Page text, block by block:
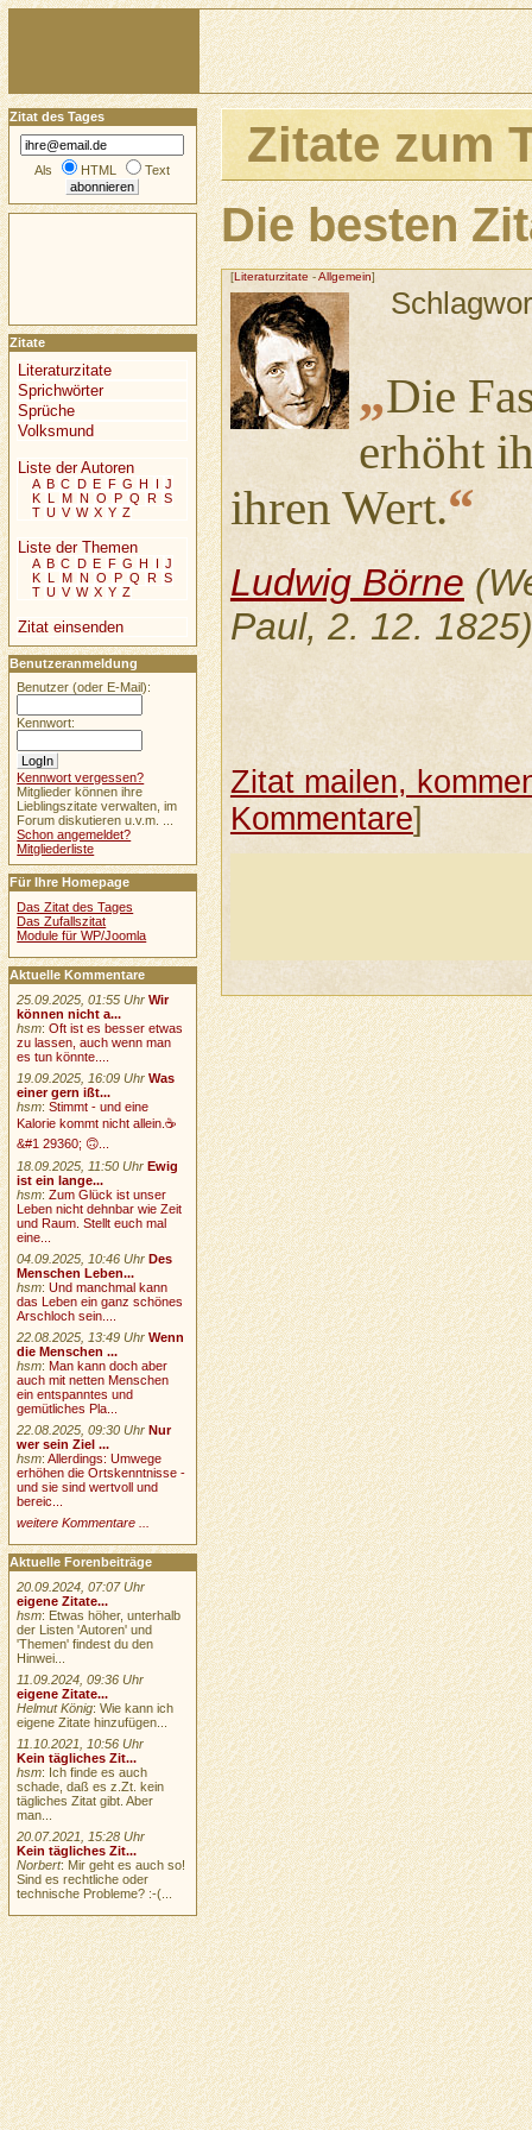
Zitate zum
Die besten
[Literaturzitate -Allgemein]
„Die
erhöht
ihren Wert.“
Ludwig Börne
Paul, 2. 12. 1825)
Zitat mailen,
Kommentare]
Zitat des Tages
Als HTML Text
Zitate
Literaturzitate
Sprichwörter
Sprüche
Volksmund
Liste der Autoren
A B C D E F G H I J
K L M N O P Q R S
T U V W X Y Z
Liste der Themen
A B C D E F G H I J
K L M N O P Q R S
T U V W X Y Z
Zitat einsenden
Benutzeranmeldung
Benutzer (oder E-Mail):
Kennwort:
Kennwort vergessen?
Mitglieder können ihre
Lieblingszitate verwalten, im
Forum diskutieren u.v.m. ...
Schon angemeldet?
Mitgliederliste
Für Ihre Homepage
Das Zitat des Tages
Das Zufallszitat
Module für WP/Joomla
Aktuelle Kommentare
25.09.2025, 01:55 Uhr Wir
können nicht a...
hsm:Oft ist es besser etwas
zu lassen, auch wenn man
es tun könnte....
19.09.2025, 16:09 Uhr Was
einer gern ißt...
hsm:Stimmt - und eine
Kalorie kommt nicht allein.☕
&#1 29360; 🙃...
18.09.2025, 11:50 Uhr Ewig
ist ein lange...
hsm:Zum Glück ist unser
Leben nicht dehnbar wie Zeit
und Raum. Stellt euch mal
eine...
04.09.2025, 10:46 Uhr Des
Menschen Leben...
hsm:Und manchmal kann
das Leben ein ganz schönes
Arschloch sein....
22.08.2025, 13:49 Uhr Wenn
die Menschen ...
hsm:Man kann doch aber
auch mit netten Menschen
ein entspanntes und
gemütliches Pla...
22.08.2025, 09:30 Uhr Nur
wer sein Ziel ...
hsm:Allerdings: Umwege
erhöhen die Ortskenntnisse -
und sie sind wertvoll und
bereic...
weitere Kommentare ...
Aktuelle Forenbeiträge
20.09.2024, 07:07 Uhr
eigene Zitate...
hsm: Etwas höher, unterhalb
der Listen 'Autoren' und
'Themen' findest du den
Hinwei...
11.09.2024, 09:36 Uhr
eigene Zitate...
Helmut König: Wie kann ich
eigene Zitate hinzufügen...
11.10.2021, 10:56 Uhr
Kein tägliches Zit...
hsm: Ich finde es auch
schade, daß es z.Zt. kein
tägliches Zitat gibt. Aber
man...
20.07.2021, 15:28 Uhr
Kein tägliches Zit...
Norbert: Mir geht es auch so!
Sind es rechtliche oder
technische Probleme? :-(...